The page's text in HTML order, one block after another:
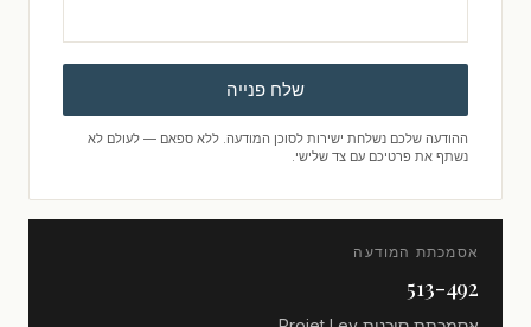
שלח פנייה
ההודעה שלכם נשלחת ישירות לסוכן המודעה. ללא ספאם — לעולם לא
נשתף את פרטיכם עם צד שלישי.
אסמכתת המודעה
513-492